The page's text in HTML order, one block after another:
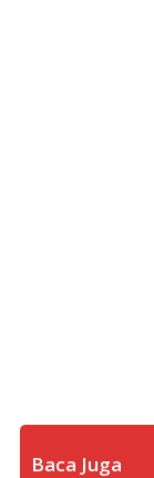
Baca Juga